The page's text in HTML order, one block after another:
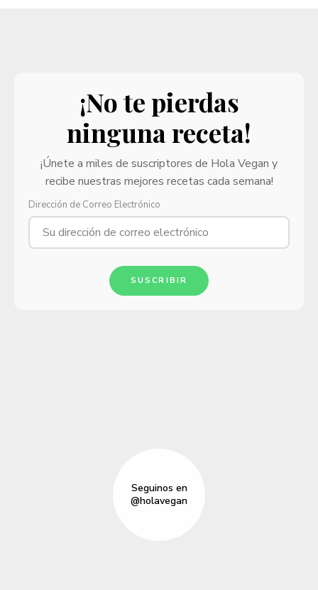
¡No te pierdas
ninguna receta!
¡Únete a miles de suscriptores de Hola Vegan y
recibe nuestras mejores recetas cada semana!
Dirección de Correo Electrónico
SUSCRIBIR
Seguinos en
@holavegan